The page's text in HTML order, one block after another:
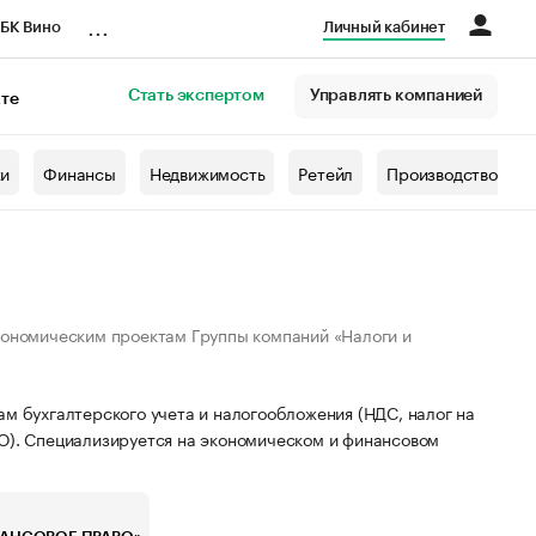
Вино Личный кабинет
Стать экспертом Управлять компанией
Финансы Недвижимость Ретейл Производство
проектам Группы компаний «Налоги и
бухгалтерского учета и налогообложения (НДС, налог на
Специализируется на экономическом и финансовом